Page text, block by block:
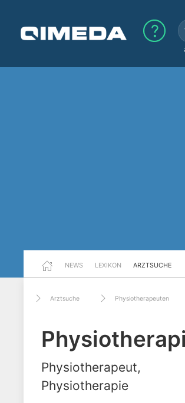
NEWS LEXIKON ARZTSUCHE
Arztsuche Physiotherapeuten
Physiotherapeut,
Physiotherapie